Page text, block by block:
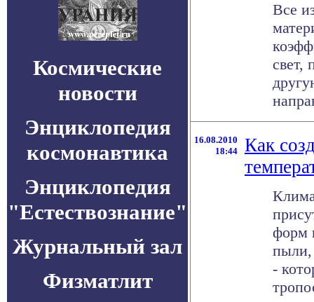
Космические
новости
Энциклопедия
космонавтика
Энциклопедия
"Естествознание"
Журнальный зал
Физматлит
Все
свет,
16.08.2010
18:44
Как
форм
пыли,
-